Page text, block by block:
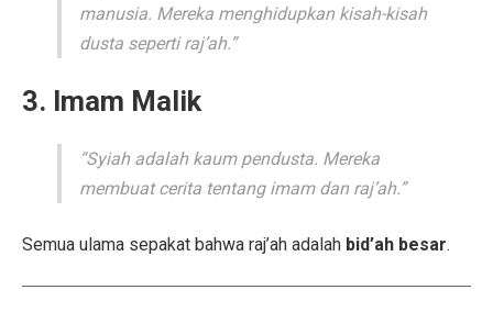
manusia. Mereka menghidupkan kisah-kisah
dusta seperti raj’ah.”
3. Imam Malik
“Syiah adalah kaum pendusta. Mereka
membuat cerita tentang imam dan raj’ah.”
Semua ulama sepakat bahwa raj’ah adalah bid’ah besar.